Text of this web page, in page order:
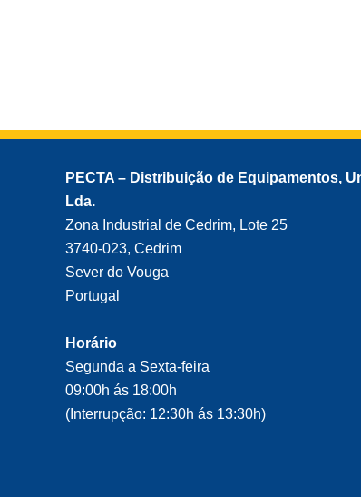
PECTA – Distribuição de Equipamentos,
Lda.
Zona Industrial de Cedrim, Lote 25
3740-023, Cedrim
Sever do Vouga
Portugal
Horário
Segunda a Sexta-feira
09:00h ás 18:00h
(Interrupção: 12:30h ás 13:30h)